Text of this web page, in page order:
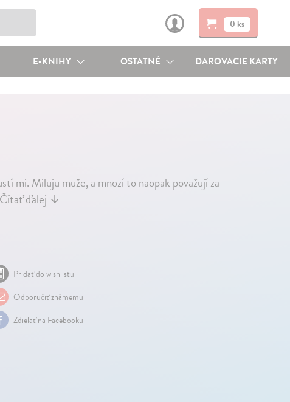
0 ks
E-KNIHY OSTATNÉ DAROVACIE KARTY
mi. Miluju muže, a mnozí to naopak považují za
ďalej↓
Pridať do wishlistu
Odporučiť známemu
Zdielať na Facebooku